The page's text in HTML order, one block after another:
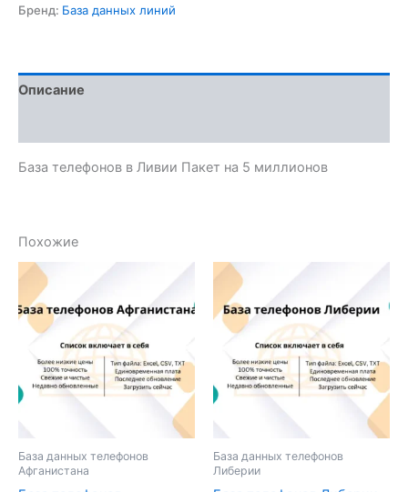
Бренд: База данных линий
Описание
База телефонов в Ливии Пакет на 5 миллионов
Похожие
База данных телефонов
Афганистана
База данных телефонов
Либерии